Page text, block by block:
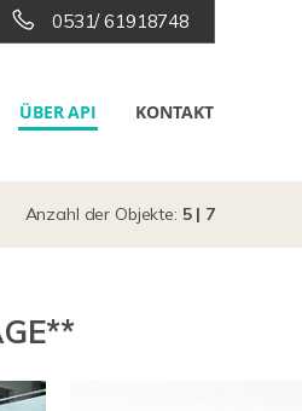
0531/ 61918748
ÜBER API KONTAKT
Anzahl der Objekte: 5 | 7